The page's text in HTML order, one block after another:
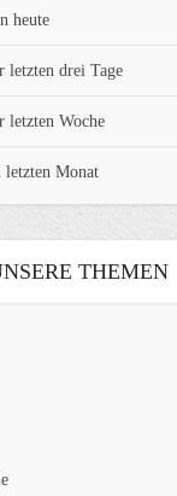
heute
letzten drei Tage
letzten Woche
letzten Monat
THEMEN